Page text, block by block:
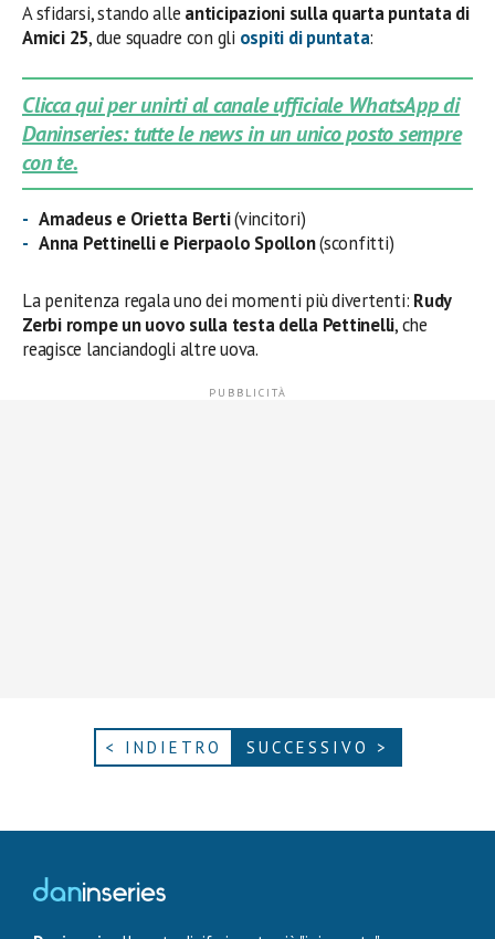
A sfidarsi, stando alle anticipazioni sulla quarta puntata di
Amici 25, due squadre con gli ospiti di puntata:
Clicca qui per unirti al canale ufficiale WhatsApp di
Daninseries: tutte le news in un unico posto sempre
con te.
Amadeus e Orietta Berti(vincitori)
Anna Pettinelli e Pierpaolo Spollon(sconfitti)
La penitenza regala uno dei momenti più divertenti: Rudy
Zerbi rompe un uovo sulla testa della Pettinelli, che
reagisce lanciandogli altre uova.
< INDIETRO SUCCESSIVO >